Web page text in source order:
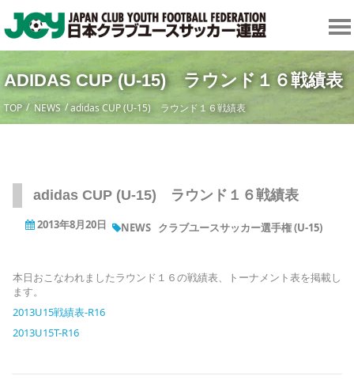
ADIDAS CUP (U-15) ラウンド１６戦績表
TOP NEWS adidas CUP (U-15) ラウンド１６戦績表
adidas CUP (U-15) ラウンド１６戦績表
2013年8月20日 NEWS クラブユースサッカー選手権 (U-15)
本日おこなわれましたラウンド１６の戦績表、トーナメント表を掲載し
ます。
2013U15戦績表-R16
2013U15T-R16